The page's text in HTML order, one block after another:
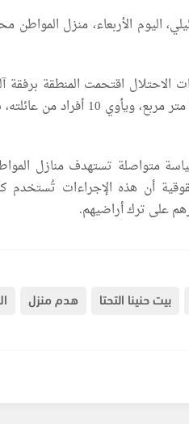
اليوم الأربعاء، منزل
الاحتلال اقتحمت المنطقة برفقة
تحت البالغ مساحته نحو 100
متواصلة تستهدف منازل
أن هذه الإجراءات
على ترك أراضيهم.
بيت حنينا التحتا هدم منزل